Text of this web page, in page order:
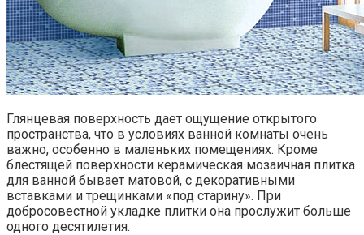
Глянцевая поверхность дает ощущение открытого
пространства, что в условиях ванной комнаты очень
важно, особенно в маленьких помещениях. Кроме
блестящей поверхности керамическая мозаичная плитка
для ванной бывает матовой, с декоративными
вставками и трещинками «под старину». При
добросовестной укладке плитки она прослужит больше
одного десятилетия.